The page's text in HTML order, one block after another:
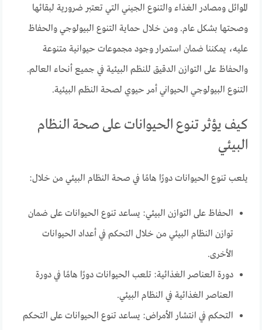
الموائل ومصادر الغذاء والتنوع الجيني التي تعتبر ضرورية لبقائها
وصحتها بشكل عام. ومن خلال حماية التنوع البيولوجي والحفاظ
عليه، يمكننا ضمان استمرار وجود مجموعات حيوانية متنوعة
والحفاظ على التوازن الدقيق للنظم البيئية في جميع أنحاء العالم.
التنوع البيولوجي الحيواني أمر حيوي لصحة النظم البيئية.
كيف يؤثر تنوع الحيوانات على صحة النظام
البيئي
يلعب تنوع الحيوانات دورًا هامًا في صحة النظام البيئي من خلال:
الحفاظ على التوازن البيئي: يساعد تنوع الحيوانات على ضمان
توازن النظام البيئي من خلال التحكم في أعداد الحيوانات
الأخرى.
دورة العناصر الغذائية: تلعب الحيوانات دورًا هامًا في دورة
العناصر الغذائية في النظام البيئي.
التحكم في انتشار الأمراض: يساعد تنوع الحيوانات على التحكم